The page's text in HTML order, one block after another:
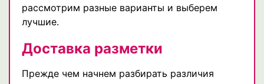
рассмотрим разные варианты и выберем
лучшие.
Доставка разметки
Прежде чем начнем разбирать различия